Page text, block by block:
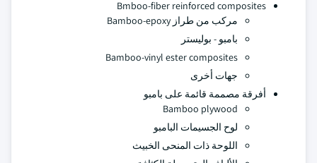
Bmboo-fiber reinforced composites
مركب من طراز Bamboo-epoxy
بامبو - بوليستر
Bamboo-vinyl ester composites
جهات أخرى
أفرقة مصممة قائمة على بامبو
Bamboo plywood
لوح الجسيمات البامبو
اللوحة ذات المنحى الخبيث